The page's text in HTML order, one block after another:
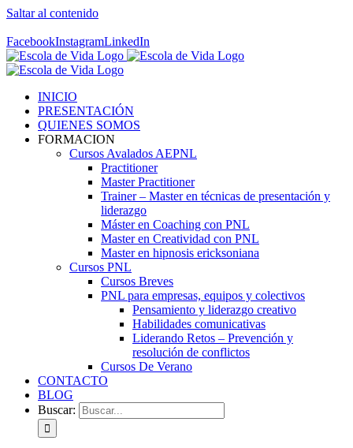
Saltar al contenido
FacebookInstagramLinkedIn
INICIO
PRESENTACIÓN
QUIENES SOMOS
FORMACION
Cursos Avalados AEPNL
Practitioner
Master Practitioner
Trainer – Master en técnicas de presentación y
liderazgo
Máster en Coaching con PNL
Master en Creatividad con PNL
Master en hipnosis ericksoniana
Cursos PNL
Cursos Breves
PNL para empresas, equipos y colectivos
Pensamiento y liderazgo creativo
Habilidades comunicativas
Liderando Retos – Prevención y
resolución de conflictos
Cursos De Verano
CONTACTO
BLOG
Buscar: